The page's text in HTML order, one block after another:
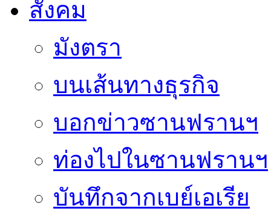
สังคม
มังตรา
บนเส้นทางธุรกิจ
บอกข่าวซานฟรานฯ
ท่องไปในซานฟรานฯ
บันทึกจากเบย์เอเรีย